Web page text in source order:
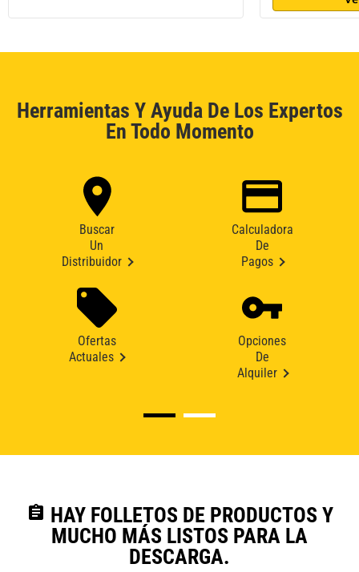
Herramientas Y Ayuda De Los Expertos
En Todo Momento
Buscar
Un
Distribuidor
Calculadora
De
Pagos
Ofertas
Actuales
Opciones
De
Alquiler
assignment HAY FOLLETOS DE PRODUCTOS Y
MUCHO MÁS LISTOS PARA LA
DESCARGA.